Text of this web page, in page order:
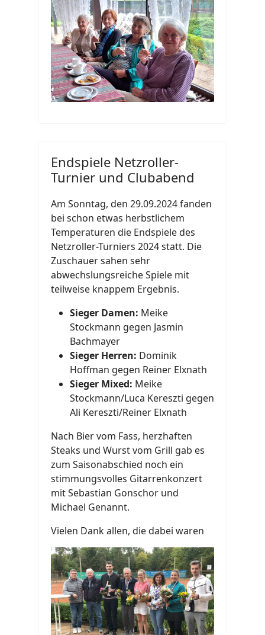
Endspiele Netzroller-
Turnier und Clubabend
Am Sonntag, den 29.09.2024 fanden
bei schon etwas herbstlichem
Temperaturen die Endspiele des
Netzroller-Turniers 2024 statt. Die
Zuschauer sahen sehr
abwechslungsreiche Spiele mit
teilweise knappem Ergebnis.
Sieger Damen: Meike
Stockmann gegen Jasmin
Bachmayer
Sieger Herren: Dominik
Hoffman gegen Reiner Elxnath
Sieger Mixed: Meike
Stockmann/Luca Kereszti gegen
Ali Kereszti/Reiner Elxnath
Nach Bier vom Fass, herzhaften
Steaks und Wurst vom Grill gab es
zum Saisonabschied noch ein
stimmungsvolles Gitarrenkonzert
mit Sebastian Gonschor und
Michael Genannt.
Vielen Dank allen, die dabei waren